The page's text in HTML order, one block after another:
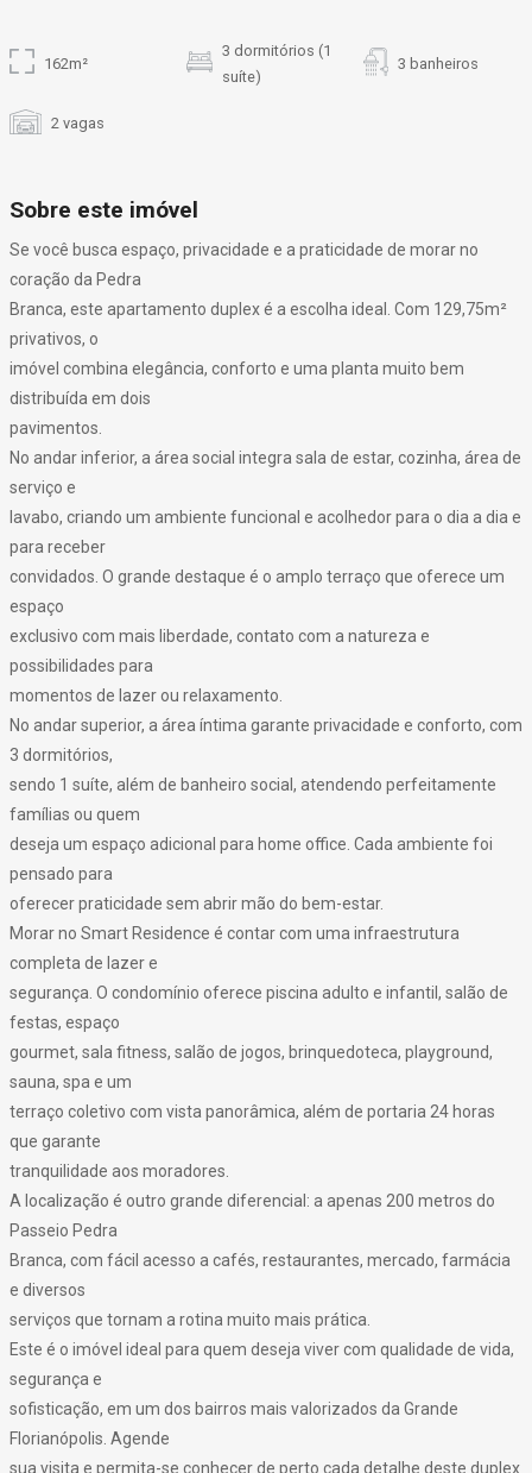
162m²
3 dormitórios (1
suíte)
3 banheiros
2 vagas
Sobre este imóvel
Se você busca espaço, privacidade e a praticidade de morar no
coração da Pedra
Branca, este apartamento duplex é a escolha ideal. Com 129,75m²
privativos, o
imóvel combina elegância, conforto e uma planta muito bem
distribuída em dois
pavimentos.
No andar inferior, a área social integra sala de estar, cozinha, área de
serviço e
lavabo, criando um ambiente funcional e acolhedor para o dia a dia e
para receber
convidados. O grande destaque é o amplo terraço que oferece um
espaço
exclusivo com mais liberdade, contato com a natureza e
possibilidades para
momentos de lazer ou relaxamento.
No andar superior, a área íntima garante privacidade e conforto, com
3 dormitórios,
sendo 1 suíte, além de banheiro social, atendendo perfeitamente
famílias ou quem
deseja um espaço adicional para home office. Cada ambiente foi
pensado para
oferecer praticidade sem abrir mão do bem-estar.
Morar no Smart Residence é contar com uma infraestrutura
completa de lazer e
segurança. O condomínio oferece piscina adulto e infantil, salão de
festas, espaço
gourmet, sala fitness, salão de jogos, brinquedoteca, playground,
sauna, spa e um
terraço coletivo com vista panorâmica, além de portaria 24 horas
que garante
tranquilidade aos moradores.
A localização é outro grande diferencial: a apenas 200 metros do
Passeio Pedra
Branca, com fácil acesso a cafés, restaurantes, mercado, farmácia
e diversos
serviços que tornam a rotina muito mais prática.
Este é o imóvel ideal para quem deseja viver com qualidade de vida,
segurança e
sofisticação, em um dos bairros mais valorizados da Grande
Florianópolis. Agende
sua visita e permita-se conhecer de perto cada detalhe deste duplex